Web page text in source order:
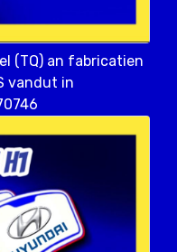
(TQ) an fabricatien
vandut in